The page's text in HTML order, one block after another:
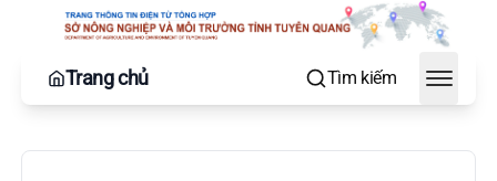
Trang chủ Tìm kiếm
Toggle